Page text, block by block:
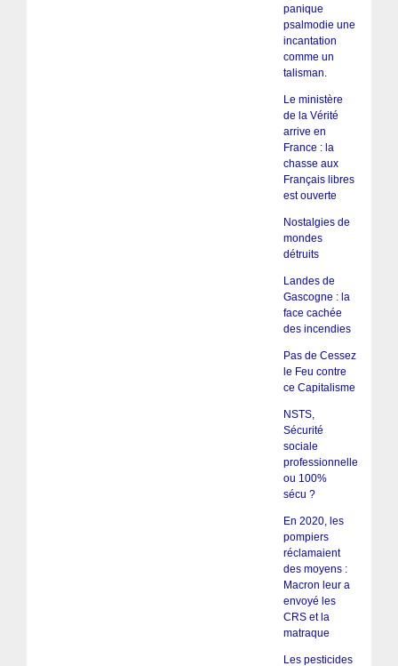
panique
psalmodie une
incantation
comme un
talisman.
Le ministère
de la Vérité
arrive en
France : la
chasse aux
Français libres
est ouverte
Nostalgies de
mondes
détruits
Landes de
Gascogne : la
face cachée
des incendies
Pas de Cessez
le Feu contre
ce Capitalisme
NSTS,
Sécurité
sociale
professionnelle
ou 100%
sécu ?
En 2020, les
pompiers
réclamaient
des moyens :
Macron leur a
envoyé les
CRS et la
matraque
Les pesticides